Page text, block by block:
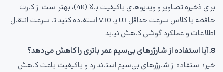
برای ذخیره تصاویر و ویدیوهای باکیفیت بالا (4K)، بهتر است از کارت
حافظه با کلاس سرعت حداقل U3 یا V30 استفاده کنید تا سرعت انتقال
اطلاعات و عملکرد گوشی کاهش نیابد.
8. آیا استفاده از شارژرهای بی‌سیم عمر باتری را کاهش می‌دهد؟
خیر؛ استفاده از شارژرهای بی‌سیم استاندارد و باکیفیت باعث کاهش